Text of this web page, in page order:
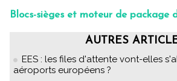
Blocs-sièges et moteur de package
AUTRES
EES : les files d'attente vont-elles
aéroports européens ?